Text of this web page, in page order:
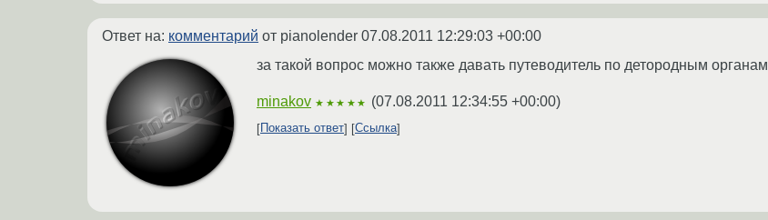
Ответ на: комментарий от pianolender 07.08.2011 12:29:03 +00:00
за такой вопрос можно также давать путеводитель по детородным органам
minakov ★★★★★ (07.08.2011 12:34:55 +00:00)
Показать ответ Ссылка